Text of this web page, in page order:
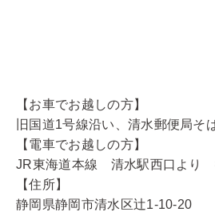
【お車でお越しの方】
旧国道1号線沿い、清水郵便局そ
【電車でお越しの方】
JR東海道本線 清水駅西口より
【住所】
静岡県静岡市清水区辻1-10-20